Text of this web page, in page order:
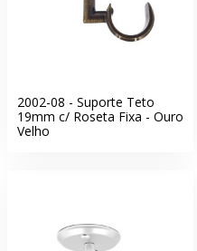
2002-08 - Suporte Teto
19mm c/ Roseta Fixa - Ouro
Velho